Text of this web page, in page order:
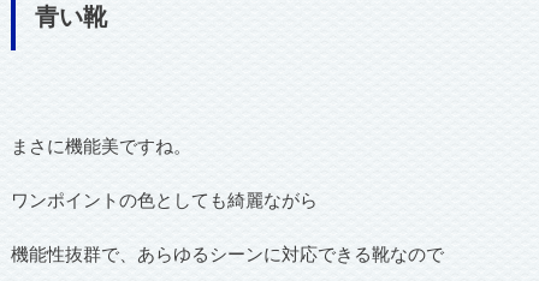
青い靴
まさに機能美ですね。
ワンポイントの色としても綺麗ながら
機能性抜群で、あらゆるシーンに対応できる靴なので